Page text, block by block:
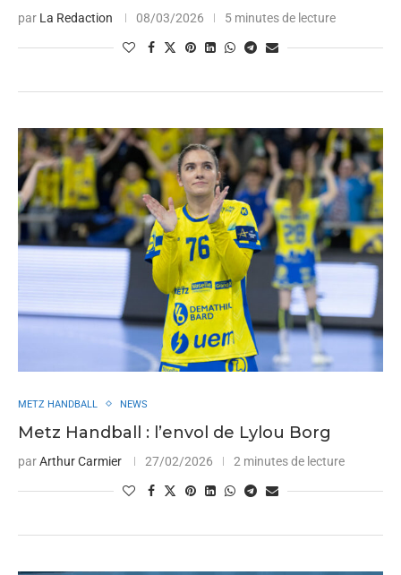
par La Redaction 08/03/2026 5 minutes de lecture
METZ HANDBALL NEWS
Metz Handball : l’envol de Lylou Borg
parArthur Carmier 27/02/2026 2 minutes de lecture